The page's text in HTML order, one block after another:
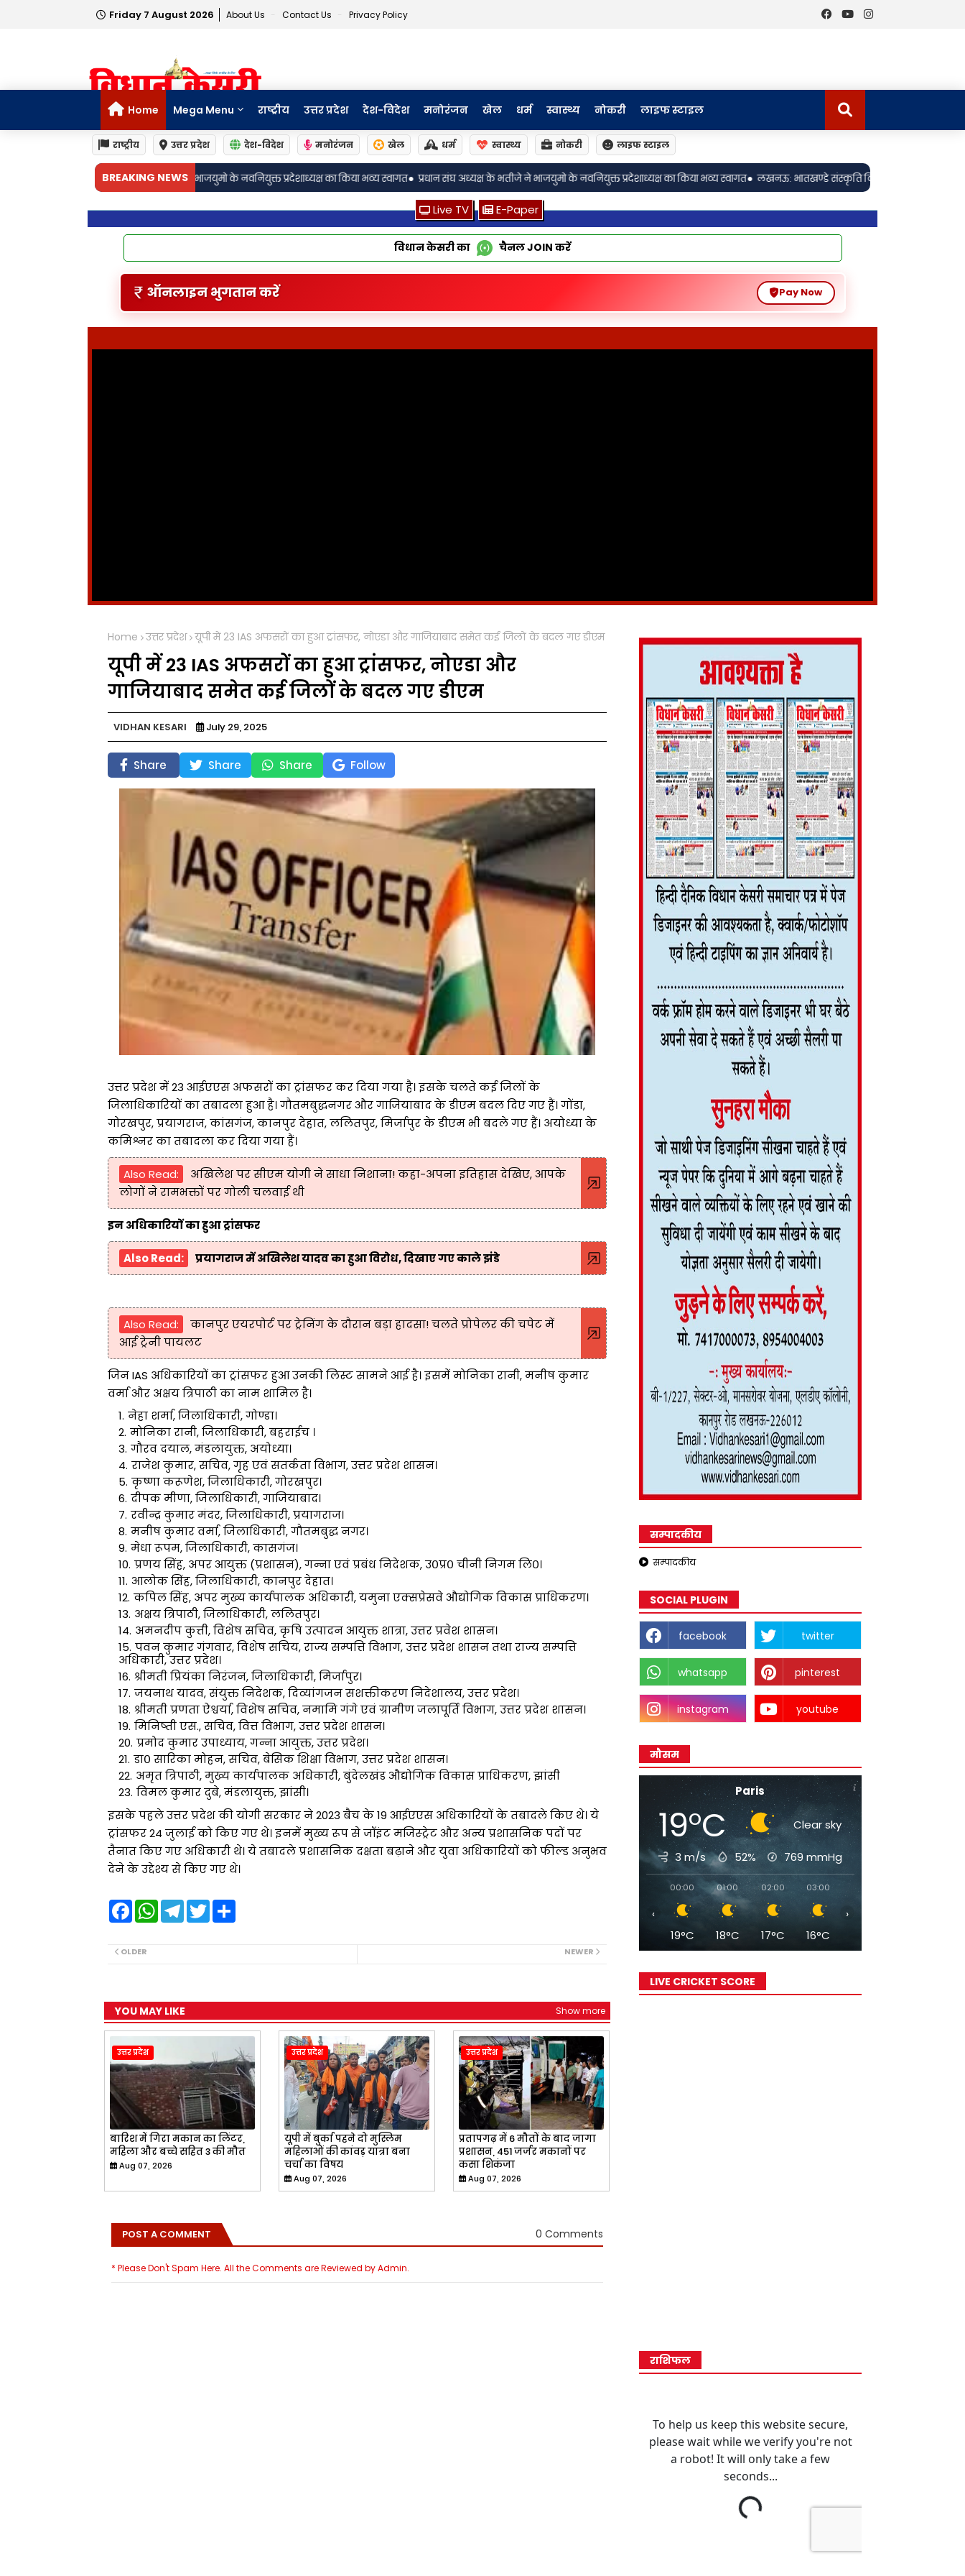
Friday 7 August 2026 About Us Contact Us Privacy Policy
Home Mega Menu राष्ट्रीय उत्तर प्रदेश देश-विदेश मनोरंजन खेल धर्म स्वास्थ्य नोकरी लाइफ स्टाइल
राष्ट्रीय उत्तर प्रदेश देश-विदेश मनोरंजन खेल धर्म स्वास्थ्य नोकरी लाइफ स्टाइल
BREAKING NEWS
ने भाजयुमो के नवनियुक्त प्रदेशाध्यक्ष का किया भव्य स्वागत• प्रधान संघ अध्यक्ष के भतीजे ने भाजयुमो के नवनियुक्त प्रदेशाध्यक्ष का किया भव्य स्वागत• लखनऊ: भातखण्डे संस्कृति विश्वविद्यालय के 16वें दीक्षांत समारोह में श्रीमती संध्या मित्रा
Live TV E-Paper
विधान केसरी का चैनलJOIN करें
ऑनलाइन भुगतान करें Pay Now
Home उत्तर प्रदेश यूपी में 23 IAS अफसरों का हुआ ट्रांसफर, नोएडा और गाजियाबाद समेत कई जिलों के बदल गए डीएम
यूपी में 23 IAS अफसरों का हुआ ट्रांसफर, नोएडा और
गाजियाबाद समेत कई जिलों के बदल गए डीएम
VIDHAN KESARI July 29, 2025
Share Share Share Follow
उत्तर प्रदेश में 23 आईएएस अफसरों का ट्रांसफर कर दिया गया है। इसके चलते कई जिलों के
जिलाधिकारियों का तबादला हुआ है। गौतमबुद्धनगर और गाजियाबाद के डीएम बदल दिए गए हैं। गोंडा,
गोरखपुर, प्रयागराज, कांसगंज, कानपुर देहात, ललितपुर, मिर्जापुर के डीएम भी बदले गए हैं। अयोध्या के
कमिश्नर का तबादला कर दिया गया हैं।
Also Read:
अखिलेश पर सीएम योगी ने साधा निशाना! कहा-अपना इतिहास देखिए, आपके
लोगों ने रामभक्तों पर गोली चलवाई थी
इन अधिकारियों का हुआ ट्रांसफर
Also Read: प्रयागराज में अखिलेश यादव का हुआ विरोध, दिखाए गए काले झंडे
Also Read:
कानपुर एयरपोर्ट पर ट्रेनिंग के दौरान बड़ा हादसा! चलते प्रोपेलर की चपेट में
आई ट्रेनी पायलट
जिन IAS अधिकारियों का ट्रांसफर हुआ उनकी लिस्ट सामने आई है। इसमें मोनिका रानी, मनीष कुमार
वर्मा और अक्षय त्रिपाठी का नाम शामिल है।
नेहा शर्मा, जिलाधिकारी, गोण्डा।
मोनिका रानी, जिलाधिकारी, बहराईच ।
गौरव दयाल, मंडलायुक्त, अयोध्या।
राजेश कुमार, सचिव, गृह एवं सतर्कता विभाग, उत्तर प्रदेश शासन।
कृष्णा करूणेश, जिलाधिकारी, गोरखपुर।
दीपक मीणा, जिलाधिकारी, गाजियाबाद।
रवीन्द्र कुमार मंदर, जिलाधिकारी, प्रयागराज।
मनीष कुमार वर्मा, जिलाधिकारी, गौतमबुद्ध नगर।
मेधा रूपम, जिलाधिकारी, कासगंज।
प्रणय सिंह, अपर आयुक्त (प्रशासन), गन्ना एवं प्रबंध निदेशक, उ०प्र० चीनी निगम लि०।
आलोक सिंह, जिलाधिकारी, कानपुर देहात।
कपिल सिंह, अपर मुख्य कार्यपालक अधिकारी, यमुना एक्सप्रेसवे औद्योगिक विकास प्राधिकरण।
अक्षय त्रिपाठी, जिलाधिकारी, ललितपुर।
अमनदीप कुत्ती, विशेष सचिव, कृषि उत्पादन आयुक्त शात्रा, उत्तर प्रवेश शासन।
पवन कुमार गंगवार, विशेष सचिय, राज्य सम्पत्ति विभाग, उत्तर प्रदेश शासन तथा राज्य सम्पत्ति
अधिकारी, उत्तर प्रदेश।
श्रीमती प्रियंका निरंजन, जिलाधिकारी, मिर्जापुर।
जयनाथ यादव, संयुक्त निदेशक, दिव्यांगजन सशक्तीकरण निदेशालय, उत्तर प्रदेश।
श्रीमती प्रणता ऐश्वर्या, विशेष सचिव, नमामि गंगे एवं ग्रामीण जलापूर्ति विभाग, उत्तर प्रदेश शासन।
मिनिष्ती एस., सचिव, वित्त विभाग, उत्तर प्रदेश शासन।
प्रमोद कुमार उपाध्याय, गन्ना आयुक्त, उत्तर प्रदेश।
डा० सारिका मोहन, सचिव, बेसिक शिक्षा विभाग, उत्तर प्रदेश शासन।
अमृत त्रिपाठी, मुख्य कार्यपालक अधिकारी, बुंदेलखंड औद्योगिक विकास प्राधिकरण, झांसी
विमल कुमार दुबे, मंडलायुक्त, झांसी।
इसके पहले उत्तर प्रदेश की योगी सरकार ने 2023 बैच के 19 आईएएस अधिकारियों के तबादले किए थे। ये
ट्रांसफर 24 जुलाई को किए गए थे। इनमें मुख्य रूप से जॉइंट मजिस्ट्रेट और अन्य प्रशासनिक पदों पर
तैनात किए गए अधिकारी थे। ये तबादले प्रशासनिक दक्षता बढ़ाने और युवा अधिकारियों को फील्ड अनुभव
देने के उद्देश्य से किए गए थे।
F
a
b
W
T
e
T
S
NEWER
OLDER
YOU MAY LIKE Show more
उत्तर प्रदेश
बारिश में गिरा मकान का लिंटर,
महिला और बच्चे सहित 3 की मौत
Aug 07, 2026
उत्तर प्रदेश
यूपी में बुर्का पहने दो मुस्लिम
महिलाओं की कांवड़ यात्रा बना
चर्चा का विषय
Aug 07, 2026
उत्तर प्रदेश
प्रतापगढ़ में 6 मौतों के बाद जागा
प्रशासन, 451 जर्जर मकानों पर
कसा शिकंजा
Aug 07, 2026
POST A COMMENT 0 Comments
* Please Don't Spam Here. All the Comments are Reviewed by Admin.
सम्पादकीय
सम्पादकीय
SOCIAL PLUGIN
facebook twitter
whatsapp pinterest
instagram youtube
मौसम
Paris
19°C Clear sky
3 m/s 52% 769mmHg
00:00
19°C
01:00
18°C
02:00
17°C
03:00
16°C
‹ ›
LIVE CRICKET SCORE
राशिफल